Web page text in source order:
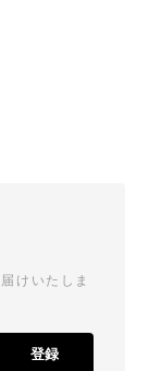
けいたしま
登録